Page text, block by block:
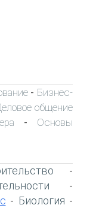
- Бизнес-
общение
- Основы
-
-
- Биология -